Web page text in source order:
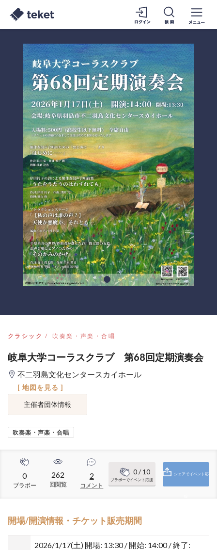
クラシック 吹奏楽・声楽・合唱
岐阜大学コーラスクラブ 第68回定期演奏会
不二羽島文化センタースカイホール
[ 地図を見る ]
主催者団体情報
吹奏楽・声楽・合唱
0
ブラボー
262
回閲覧
2
コメント
0/ 10
ブラボーでイベント応援
シェアでイベント応
開場/開演情報・チケット販売期間
2026/1/17(土) 開場: 13:30 / 開始: 14:00 / 終了: